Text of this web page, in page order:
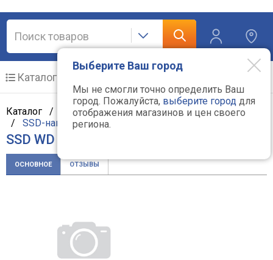
Выберите Ваш город
Мы не смогли точно определить Ваш
город. Пожалуйста, выберите город для
отображения магазинов и цен своего
региона.
Каталог
Каталог / Компьютерная техника/ Комплектующие
/ SSD-накопители/
SSD WD Red SA500 WDS200T1R0A
ОСНОВНОЕ ОТЗЫВЫ